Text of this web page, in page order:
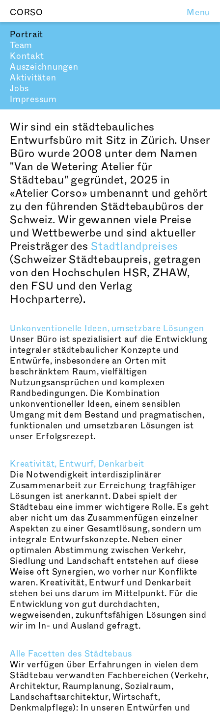
CORSO Menu
Wir sind ein städtebauliches
Entwurfsbüro mit Sitz in Zürich. Unser
Büro wurde 2008 unter dem Namen
"Van de Wetering Atelier für
Städtebau" gegründet, 2025 in
«Atelier Corso» umbenannt und gehört
zu den führenden Städtebaubüros der
Schweiz. Wir gewannen viele Preise
und Wettbewerbe und sind aktueller
Preisträger des Stadtlandpreises
(Schweizer Städtebaupreis, getragen
von den Hochschulen HSR, ZHAW,
den FSU und den Verlag
Hochparterre).
Unkonventionelle Ideen, umsetzbare Lösungen
Unser Büro ist spezialisiert auf die Entwicklung
integraler städtebaulicher Konzepte und
Entwürfe, insbesondere an Orten mit
beschränktem Raum, vielfältigen
Nutzungsansprüchen und komplexen
Randbedingungen. Die Kombination
unkonventioneller Ideen, einem sensiblen
Umgang mit dem Bestand und pragmatischen,
funktionalen und umsetzbaren Lösungen ist
unser Erfolgsrezept.
Kreativität, Entwurf, Denkarbeit
Die Notwendigkeit interdisziplinärer
Zusammenarbeit zur Erreichung tragfähiger
Lösungen ist anerkannt. Dabei spielt der
Städtebau eine immer wichtigere Rolle. Es geht
aber nicht um das Zusammenfügen einzelner
Aspekten zu einer Gesamtlösung, sondern um
integrale Entwurfskonzepte. Neben einer
optimalen Abstimmung zwischen Verkehr,
Siedlung und Landschaft entstehen auf diese
Weise oft Synergien, wo vorher nur Konflikte
waren. Kreativität, Entwurf und Denkarbeit
stehen bei uns darum im Mittelpunkt. Für die
Entwicklung von gut durchdachten,
wegweisenden, zukunftsfähigen Lösungen sind
wir im In- und Ausland gefragt.
Alle Facetten des Städtebaus
Wir verfügen über Erfahrungen in vielen dem
Städtebau verwandten Fachbereichen (Verkehr,
Architektur, Raumplanung, Sozialraum,
Landschaftsarchitektur, Wirtschaft,
Denkmalpflege): In unseren Entwürfen und
Portrait
Team
Kontakt
Auszeichnungen
Aktivitäten
Jobs
Impressum